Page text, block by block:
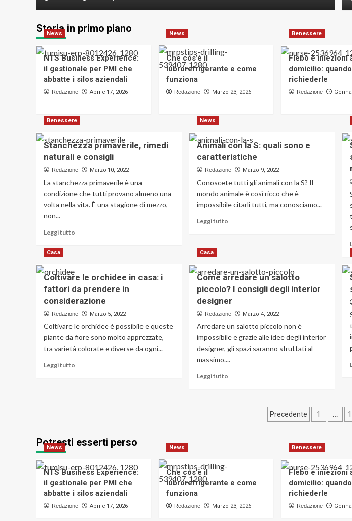
Storia in primo piano
News
NTS Business Experience:
il gestionale per PMI che
abbatte i silos aziendali
Redazione Aprile 17, 2026
News
Che cos’è il
lubrorefrigerante e come
funziona
Redazione Marzo 23, 2026
Benessere
Flebo e iniezioni
domicilio: quando
richiederle
Redazione
Benessere
Stanchezza primaverile, rimedi
naturali e consigli
Redazione Marzo 10, 2022
La stanchezza primaverile è una
condizione che tutti provano almeno una
volta nella vita. È una stagione di mezzo,
non...
Leggi tutto
primaverile,
rimedi
naturali
consigli
News
Animali con la S: quali sono e
caratteristiche
Redazione Marzo 9, 2022
Conoscete tutti gli animali con la S? Il
mondo animale è così ricco che è
impossibile citarli tutti, ma conosciamo...
Leggi tuttoLeggi
la
S:
sono
e
caratteristiche
Casa
Coltivare le orchidee in casa: i
fattori da prendere in
considerazione
Redazione Marzo 5, 2022
Coltivare le orchidee è possibile e queste
piante da fiore sono molto apprezzate,
tra varietà colorate e diverse da ogni...
Leggi tutto
casa:
da
prendere
considerazione
Casa
Come arredare un salotto
piccolo? I consigli degli interior
designer
Redazione Marzo 4, 2022
Arredare un salotto piccolo non è
impossibile e grazie alle idee degli interior
designer, gli spazi saranno sfruttati al
massimo....
Leggi tuttoLeggi
degli
Paginazione
articoli
Precedente 1 …
Potresti esserti perso
News
NTS Business Experience:
il gestionale per PMI che
abbatte i silos aziendali
Redazione Aprile 17, 2026
News
Che cos’è il
lubrorefrigerante e come
funziona
Redazione Marzo 23, 2026
Benessere
Flebo e iniezioni
domicilio: quando
richiederle
Redazione